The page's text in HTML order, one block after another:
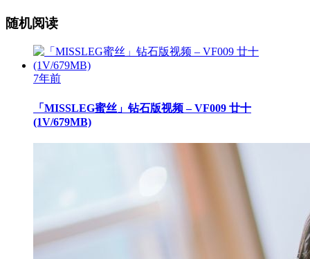
随机阅读
7年前
「MISSLEG蜜丝」钻石版视频 – VF009 廿十
(1V/679MB)